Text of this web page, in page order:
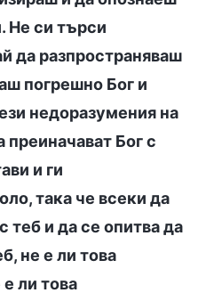
Не си търси
да разпространяваш
погрешно Бог и
недоразумения на
преиначават Бог с
и ги
така че всеки да
теб и да се опитва да
не е ли това
ли това